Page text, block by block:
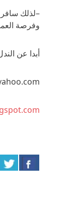
–لذلك
وفرصة
أبدا عن